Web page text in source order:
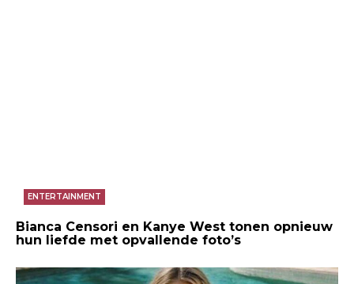
ENTERTAINMENT
Bianca Censori en Kanye West tonen opnieuw
hun liefde met opvallende foto’s